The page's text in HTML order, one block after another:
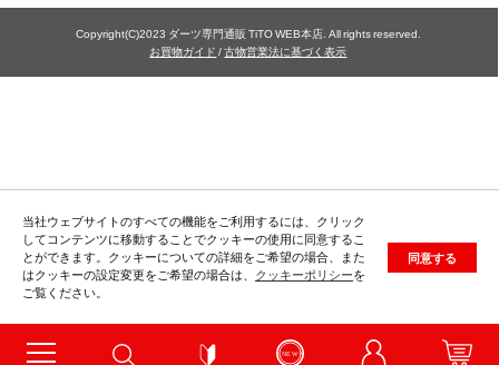
当社ウェブサイトのすべての機能をご利用するには、クリック
してコンテンツに移動することでクッキーの使用に同意するこ
とができます。クッキーについての詳細をご希望の場合、また
はクッキーの設定変更をご希望の場合は、 クッキーポリシーを
ご覧ください。
同意する
Copyright(C)2023 ダーツ専門通販 TiTO WEB本店. All rights reserved.
お買物ガイド /古物営業法に基づく表示